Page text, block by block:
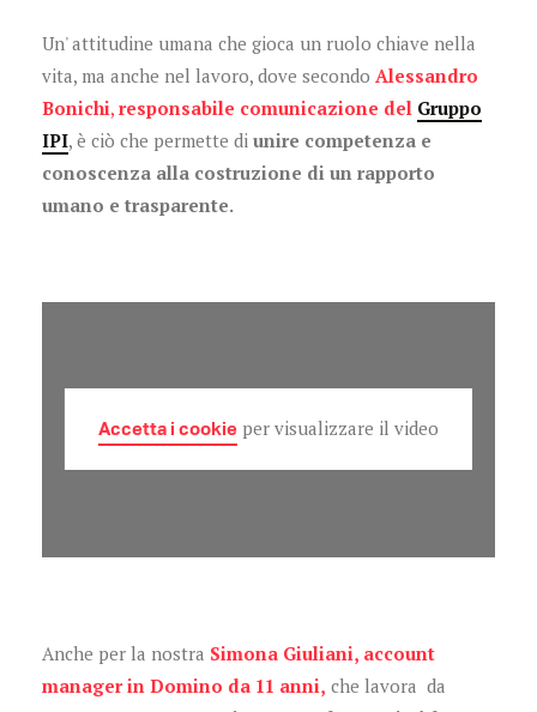
Un' attitudine umana che gioca un ruolo chiave nella
vita, ma anche nel lavoro, dove secondo Alessandro
Bonichi, responsabile comunicazione del Gruppo
IPI, è ciò che permette di unire competenza e
conoscenza alla costruzione di un rapporto
umano e trasparente.
Accetta i cookie per visualizzare il video
Anche per la nostra Simona Giuliani, account
manager in Domino da 11 anni, che lavora da